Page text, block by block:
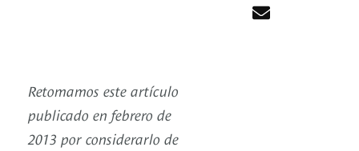
Retomamos este artículo
publicado en febrero de
2013 por considerarlo de